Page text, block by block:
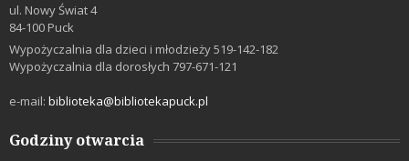
ul. Nowy Świat 4
84-100 Puck
Wypożyczalnia dla dzieci i młodzieży 519-142-182
Wypożyczalnia dla dorosłych 797-671-121
e-mail: biblioteka@bibliotekapuck.pl
Godziny otwarcia